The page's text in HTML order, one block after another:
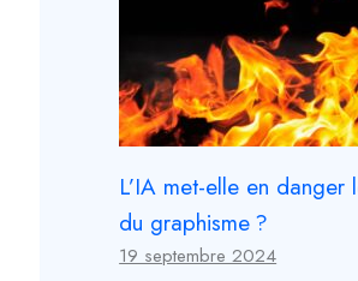
L’IA met-elle en danger
du graphisme ?
19 septembre 2024